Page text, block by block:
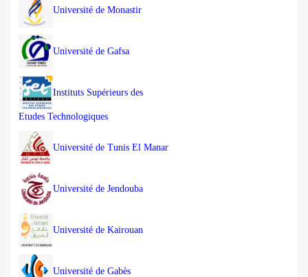
Université de Monastir
Université de Gafsa
Instituts Supérieurs des
Etudes Technologiques
Université de Tunis El Manar
Université de Jendouba
Université de Kairouan
Université de Gabès